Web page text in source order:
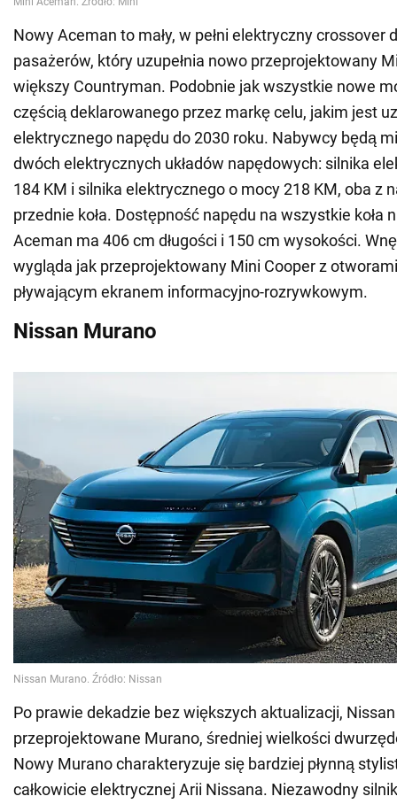
Nowy Aceman to mały, w pełni elektryczny crossover
pasażerów, który uzupełnia nowo przeprojektowany
większy Countryman. Podobnie jak wszystkie nowe
częścią deklarowanego przez markę celu, jakim jest
elektrycznego napędu do 2030 roku. Nabywcy będą
dwóch elektrycznych układów napędowych: silnika
184 KM i silnika elektrycznego o mocy 218 KM, oba z
przednie koła. Dostępność napędu na wszystkie koła
Aceman ma 406 cm długości i 150 cm wysokości.
wygląda jak przeprojektowany Mini Cooper z
pływającym ekranem informacyjno-rozrywkowym.
Nissan Murano
Po prawie dekadzie bez większych aktualizacji,
przeprojektowane Murano, średniej wielkości
Nowy Murano charakteryzuje się bardziej płynną
całkowicie elektrycznej Arii Nissana. Niezawodny